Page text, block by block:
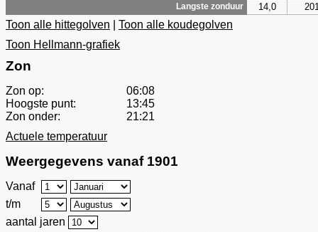
Langste zonduur 14,0
Toon alle hittegolven
Toon alle koudegolven
Toon Hellmann-grafiek
Zon
Zon op:
06:08
Hoogste punt:
13:45
Zon onder:
21:21
Actuele temperatuur
Weergegevens vanaf 1901
Vanaf
t/m
aantal jaren